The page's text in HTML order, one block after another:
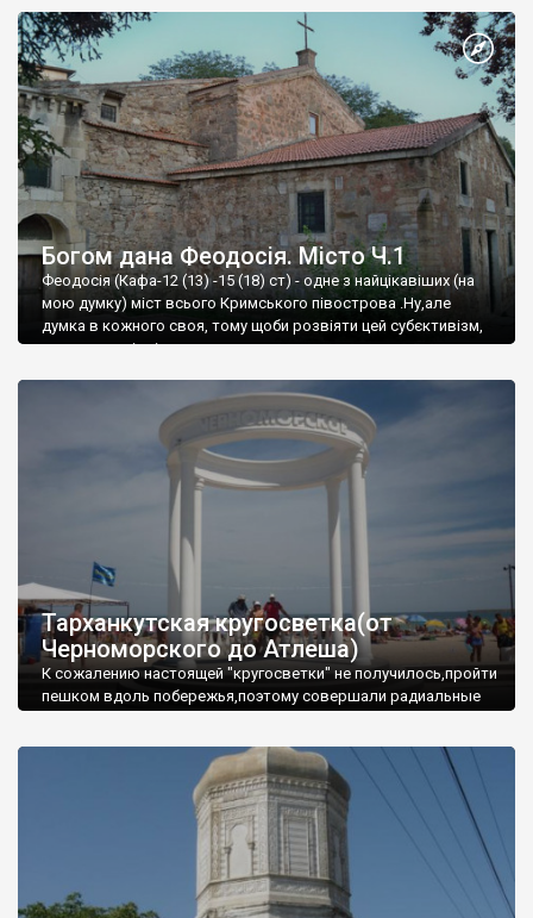
Богом дана Феодосія. Місто Ч.1
Феодосія (Кафа-12 (13) -15 (18) ст) - одне з найцікавіших (на
мою думку) міст всього Кримського півострова .Ну,але
думка в кожного своя, тому щоби розвіяти цей субєктивізм,
запрошую відвідати це
Тарханкутская кругосветка(от
Черноморского до Атлеша)
К сожалению настоящей "кругосветки" не получилось,пройти
пешком вдоль побережья,поэтому совершали радиальные